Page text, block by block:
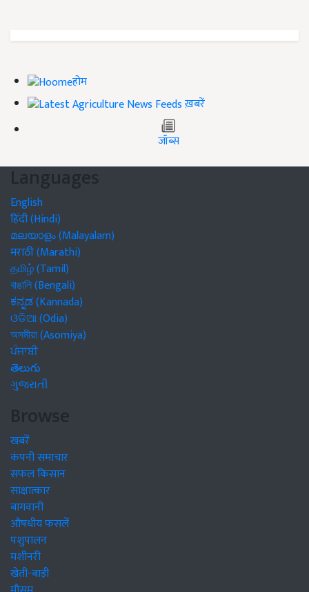
होम
ख़बरें
जॉब्स
Languages
English
हिंदी (Hindi)
മലയാളം (Malayalam)
मराठी (Marathi)
தமிழ் (Tamil)
বাঙালি (Bengali)
ಕನ್ನಡ (Kannada)
ଓଡିଆ (Odia)
অসমীয়া (Asomiya)
ਪੰਜਾਬੀ
తెలుగు
ગુજરાતી
Browse
खबरें
कंपनी समाचार
सफल किसान
साक्षात्कार
बागवानी
औषधीय फसलें
पशुपालन
मशीनरी
खेती-बाड़ी